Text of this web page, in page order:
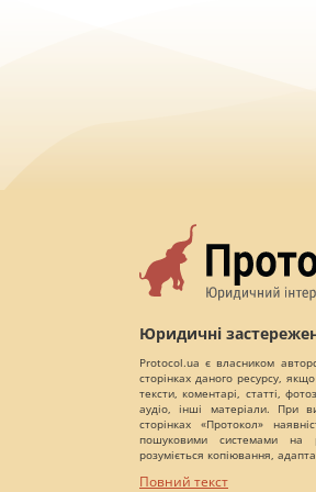
Юридичні
Protocol.ua є власником
сторінках даного ресурсу,
тексти, коментарі, статті,
аудіо, інші матеріали. При
сторінках «Протокол»
пошуковими системами на
розуміється копіювання,
Повний текст